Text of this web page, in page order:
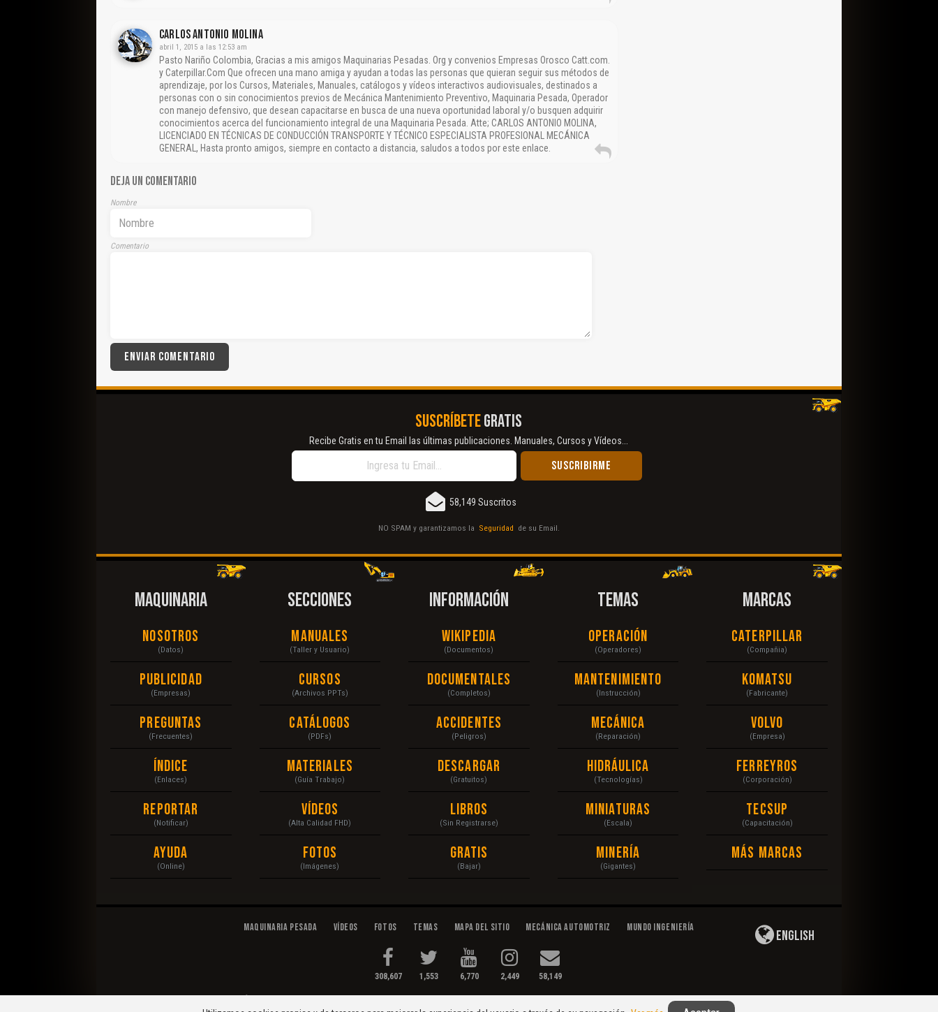
CARLOS ANTONIO MOLINA
abril 1, 2015 a las 12:53 am
Pasto Nariño Colombia, Gracias a mis amigos Maquinarias Pesadas. Org y convenios Empresas Orosco Catt.com.
y Caterpillar.Com Que ofrecen una mano amiga y ayudan a todas las personas que quieran seguir sus métodos de
aprendizaje, por los Cursos, Materiales, Manuales, catálogos y vídeos interactivos audiovisuales, destinados a
personas con o sin conocimientos previos de Mecánica Mantenimiento Preventivo, Maquinaria Pesada, Operador
con manejo defensivo, que desean capacitarse en busca de una nueva oportunidad laboral y/o busquen adquirir
conocimientos acerca del funcionamiento integral de una Maquinaria Pesada. Atte; CARLOS ANTONIO MOLINA,
LICENCIADO EN TÉCNICAS DE CONDUCCIÓN TRANSPORTE Y TÉCNICO ESPECIALISTA PROFESIONAL MECÁNICA
GENERAL, Hasta pronto amigos, siempre en contacto a distancia, saludos a todos por este enlace.
DEJA UN COMENTARIO
Nombre
Comentario
SUSCRÍBETEGRATIS
Recibe Gratis en tu Email las últimas publicaciones. Manuales, Cursos y Vídeos...
58,149 Suscritos
NO SPAM y garantizamos la Seguridad de su Email.
MAQUINARIA
Nosotros
(Datos)
Publicidad
(Empresas)
Preguntas
(Frecuentes)
Índice
(Enlaces)
Reportar
(Notificar)
Ayuda
(Online)
SECCIONES
Manuales
(Taller y Usuario)
Cursos
(Archivos PPTs)
Catálogos
(PDFs)
Materiales
(Guía Trabajo)
Vídeos
(Alta Calidad FHD)
Fotos
(Imágenes)
INFORMACIÓN
Wikipedia
(Documentos)
Documentales
(Completos)
Accidentes
(Peligros)
Descargar
(Gratuitos)
Libros
(Sin Registrarse)
Gratis
(Bajar)
TEMAS
Operación
(Operadores)
Mantenimiento
(Instrucción)
Mecánica
(Reparación)
Hidráulica
(Tecnologías)
Miniaturas
(Escala)
Minería
(Gigantes)
MARCAS
Caterpillar
(Compañia)
Komatsu
(Fabricante)
Volvo
(Empresa)
Ferreyros
(Corporación)
Tecsup
(Capacitación)
Más Marcas
Maquinaria Pesada Vídeos Fotos Temas Mapa del Sitio Mecánica Automotriz Mundo Ingeniería
308,607 1,553 6,770 2,449 58,149
English
|Derechos de Autor